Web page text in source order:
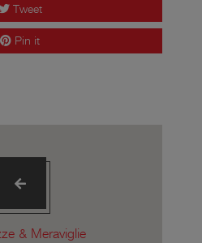
Tweet
Pin it
& Meraviglie